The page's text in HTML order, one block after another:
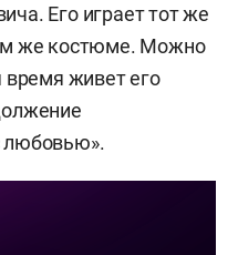
Его играет тот же
же костюме. Можно
время живет его
любовью».